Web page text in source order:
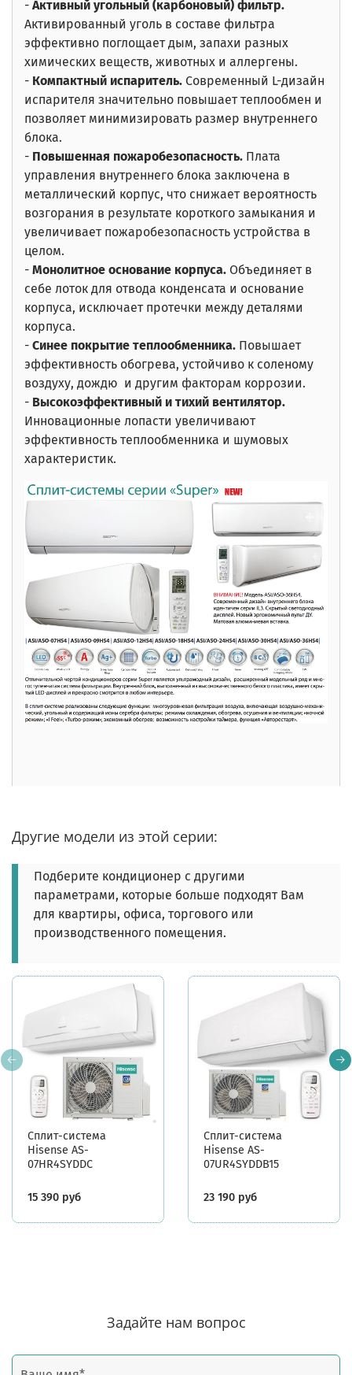
- Активный угольный (карбоновый) фильтр.
Активированный уголь в составе фильтра
эффективно поглощает дым, запахи разных
химических веществ, животных и аллергены.
- Компактный испаритель. Современный L-дизайн
испарителя значительно повышает теплообмен и
позволяет минимизировать размер внутреннего
блока.
- Повышенная пожаробезопасность. Плата
управления внутреннего блока заключена в
металлический корпус, что снижает вероятность
возгорания в результате короткого замыкания и
увеличивает пожаробезопасность устройства в
целом.
- Монолитное основание корпуса. Объединяет в
себе лоток для отвода конденсата и основание
корпуса, исключает протечки между деталями
корпуса.
- Синее покрытие теплообменника. Повышает
эффективность обогрева, устойчиво к соленому
воздуху, дождю и другим факторам коррозии.
- Высокоэффективный и тихий вентилятор.
Инновационные лопасти увеличивают
эффективность теплообменника и шумовых
характеристик.
Другие модели из этой серии:
Подберите кондиционер с другими
параметрами, которые больше подходят Вам
для квартиры, офиса, торгового или
производственного помещения.
Сплит-система
Hisense AS-
07HR4SYDDC
15 390 руб
Сплит-система
Hisense AS-
07UR4SYDDB15
23 190 руб
Задайте нам вопрос